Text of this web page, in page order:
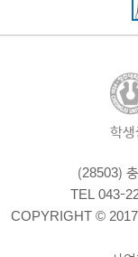
학
(28503)
TEL 043-
COPYRIGHT ©